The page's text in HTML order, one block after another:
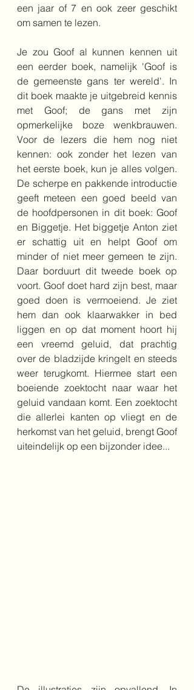
een jaar of 7 en ook zeer geschikt
om samen te lezen.
Je zou Goof al kunnen kennen uit
een eerder boek, namelijk 'Goof is
de gemeenste gans ter wereld'. In
dit boek maakte je uitgebreid kennis
met Goof; de gans met zijn
opmerkelijke boze wenkbrauwen.
Voor de lezers die hem nog niet
kennen: ook zonder het lezen van
het eerste boek, kun je alles volgen.
De scherpe en pakkende introductie
geeft meteen een goed beeld van
de hoofdpersonen in dit boek: Goof
en Biggetje. Het biggetje Anton ziet
er schattig uit en helpt Goof om
minder of niet meer gemeen te zijn.
Daar borduurt dit tweede boek op
voort. Goof doet hard zijn best, maar
goed doen is vermoeiend. Je ziet
hem dan ook klaarwakker in bed
liggen en op dat moment hoort hij
een vreemd geluid, dat prachtig
over de bladzijde kringelt en steeds
weer terugkomt. Hiermee start een
boeiende zoektocht naar waar het
geluid vandaan komt. Een zoektocht
die allerlei kanten op vliegt en de
herkomst van het geluid, brengt Goof
uiteindelijk op een bijzonder idee...